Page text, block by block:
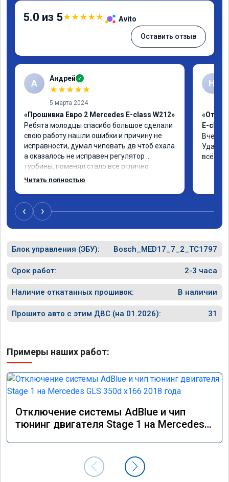
5.0 из 5★★★★★ Avito
Оставить отзыв
А Андрей ✓
★★★★★
5 марта 2024
«Прошивка Евро 2 Mercedes E-class W212»
Ребята молодцы спасибо большое сделали
свою работу нашли ошибки и причину не
исправности, думал чиповать дв чтоб ехала
а оказалось не исправен регулятор
турбины, поменял стало все отлично
Читать полностью
Н
E-class
Вчера
всё
‹ ›
Блок управления (ЭБУ): Bosch_MED17_7_2_TC1797
Срок работ: 2-3 часа
Наличие откатанных прошивок: В наличии
Прошито авто с этим ДВС (на 01.2026): 31
Примеры наших работ:
Отключение системы AdBlue и чип
тюнинг двигателя Stage 1 на Mercedes